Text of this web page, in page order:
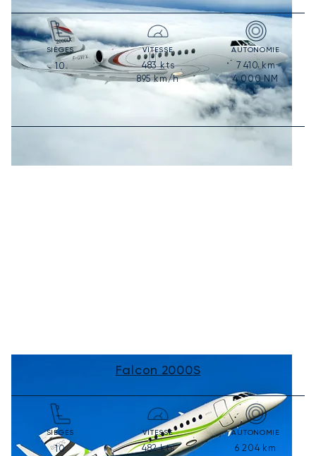
SIÈGES
10
VITESSE
483kts
895km/h
AUTONOMIE
7 410km
4 000NM
Falcon 2000S
SIÈGES
10
VITESSE
482kts
AUTONOMIE
6 204 km